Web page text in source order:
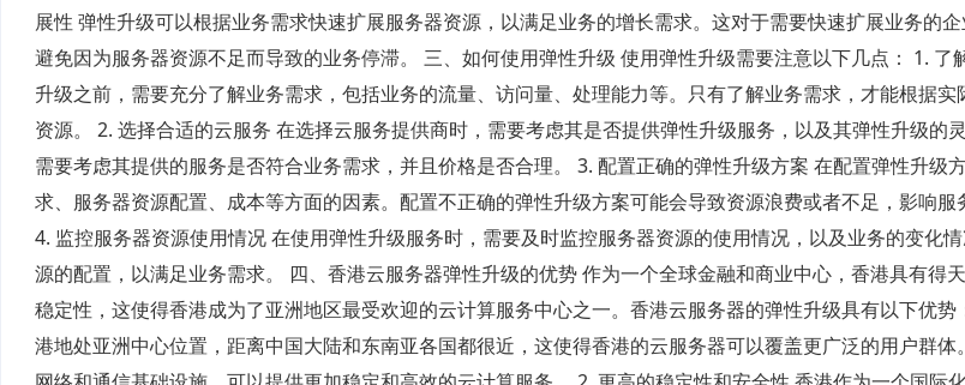
展性 弹性升级可以根据业务需求快速扩展服务器资源，以满足业务的增长需求。这对于需要快速扩展业务的
避免因为服务器资源不足而导致的业务停滞。 三、如何使用弹性升级 使用弹性升级需要注意以下几点： 1. 了
升级之前，需要充分了解业务需求，包括业务的流量、访问量、处理能力等。只有了解业务需求，才能根据
资源。 2. 选择合适的云服务 在选择云服务提供商时，需要考虑其是否提供弹性升级服务，以及其弹性升级的
需要考虑其提供的服务是否符合业务需求，并且价格是否合理。 3. 配置正确的弹性升级方案 在配置弹性升级
求、服务器资源配置、成本等方面的因素。配置不正确的弹性升级方案可能会导致资源浪费或者不足，影响服
4. 监控服务器资源使用情况 在使用弹性升级服务时，需要及时监控服务器资源的使用情况，以及业务的变化
源的配置，以满足业务需求。 四、香港云服务器弹性升级的优势 作为一个全球金融和商业中心，香港具有得
稳定性，这使得香港成为了亚洲地区最受欢迎的云计算服务中心之一。香港云服务器的弹性升级具有以下优势
港地处亚洲中心位置，距离中国大陆和东南亚各国都很近，这使得香港的云服务器可以覆盖更广泛的用户群体